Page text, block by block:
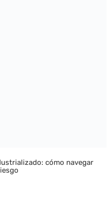
cómo navegar